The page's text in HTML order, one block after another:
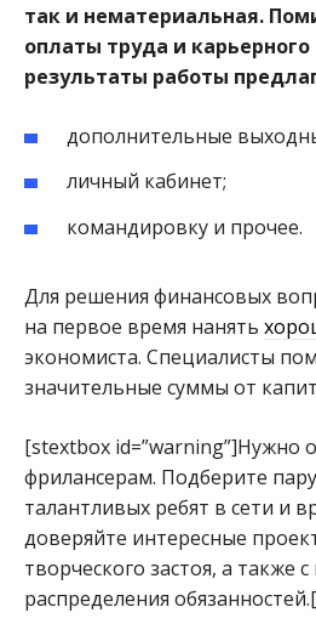
так и нематериальная.
оплаты труда и
результаты работы
дополнительные
личный кабинет;
командировку и прочее.
Для решения финансовых
на первое время нанять
экономиста. Специалисты
значительные суммы от
[stextbox id=”warning”]Нужно
фрилансерам. Подберите
талантливых ребят в сети и
доверяйте интересные
творческого застоя, а также
распределения